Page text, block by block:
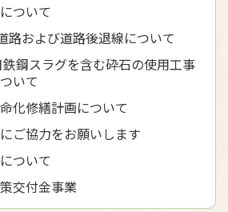
ついて
路および道路後退線について
鋼スラグを含む砕石の使用工事
いて
化修繕計画について
ご協力をお願いします
ついて
交付金事業